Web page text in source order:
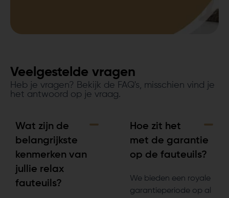
Veelgestelde vragen
Heb je vragen? Bekijk de FAQ's, misschien vind je
het antwoord op je vraag.
Wat zijn de
belangrijkste
kenmerken van
jullie relax
fauteuils?
Hoe zit het
met de garantie
op de fauteuils?
We bieden een royale
garantieperiode op al